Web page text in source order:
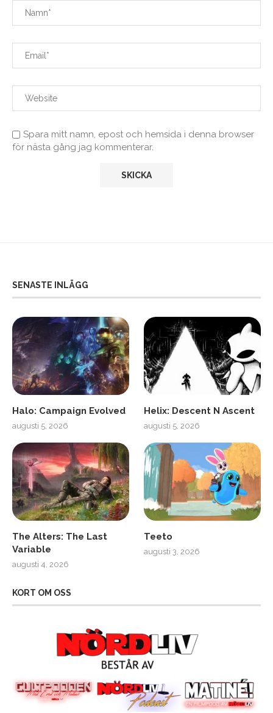
Spara mitt namn, epost och hemsida i denna browser
för nästa gång jag kommenterar.
SENASTE INLÄGG
Halo: Campaign Evolved
augusti 5, 2026
Helix: Descent N Ascent
augusti 5, 2026
The Alters: The Last
Variable
augusti 4, 2026
Teeto
augusti 3, 2026
KORT OM OSS